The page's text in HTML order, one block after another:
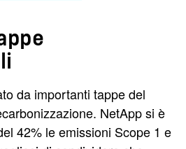
da importanti tappe del
NetApp si è
42% le emissioni Scope 1 e